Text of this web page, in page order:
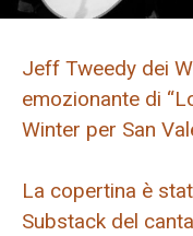
Jeff Tweedy dei
emozionante di
Winter per San
La copertina è
Substack del